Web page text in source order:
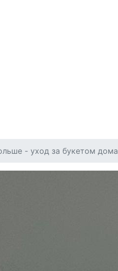
- уход за букетом дома